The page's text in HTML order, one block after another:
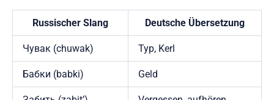
Russischer Slang Deutsche Übersetzung
Чувак (chuwak) Typ, Kerl
Бабки (babki) Geld